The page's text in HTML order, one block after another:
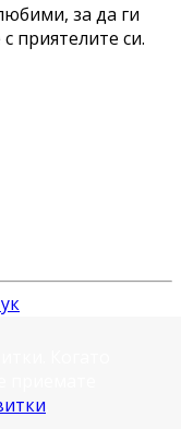
за да ги
приятелите си.